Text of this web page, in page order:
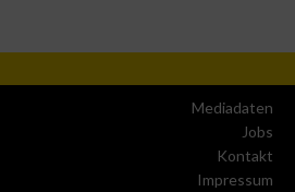
Mediadaten
Jobs
Kontakt
Impressum